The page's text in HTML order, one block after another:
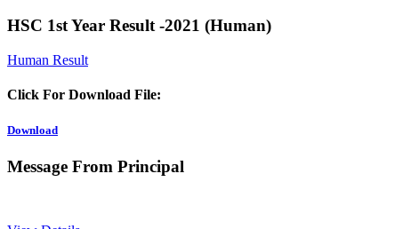
HSC 1st Year Result -2021 (Human)
Human Result
Click For Download File:
Download
Message From Principal